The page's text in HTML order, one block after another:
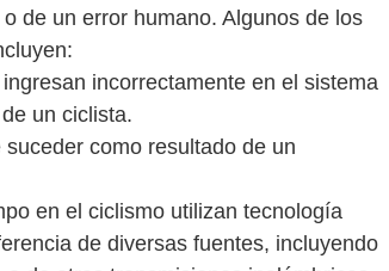
de un error humano. Algunos de los
incorrectamente en el sistema
un ciclista.
como resultado de un
en el ciclismo utilizan tecnología
de diversas fuentes, incluyendo